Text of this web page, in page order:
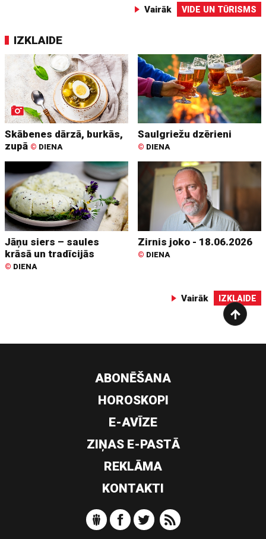
Vairāk VIDE UN TŪRISMS
IZKLAIDE
Skābenes dārzā, burkās,
zupā © DIENA
Saulgriežu dzērieni
© DIENA
Jāņu siers – saules
krāsā un tradīcijās
© DIENA
Zirnis joko - 18.06.2026
© DIENA
Vairāk IZKLAIDE
ABONĒŠANA
HOROSKOPI
E-AVĪZE
ZIŅAS E-PASTĀ
REKLĀMA
KONTAKTI